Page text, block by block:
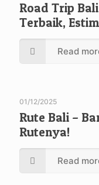
Road Trip
Terbaik,
Read
01/12/2025
Rute Bali –
Rutenya!
Read